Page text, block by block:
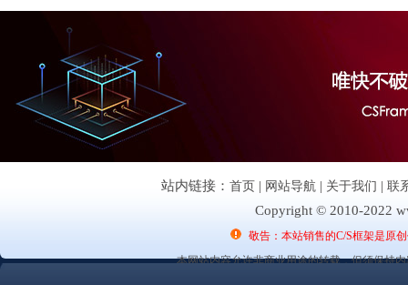
站内链接： 首页 | 网站导航 | 关于我们 | 联
Copyright © 2010-2022
敬告：本站销售的C/S框架是原
本网站内容允许非商业用途的转载，但须保持